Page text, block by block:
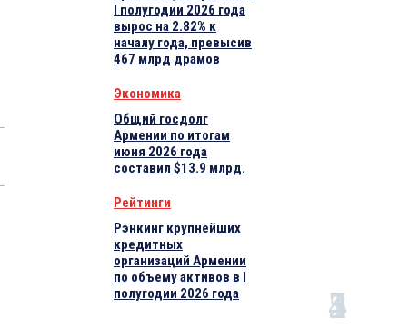
I полугодии 2026 года
вырос на 2.82% к
началу года, превысив
467 млрд драмов
Экономика
Общий госдолг
Армении по итогам
июня 2026 года
составил $13.9 млрд.
Рейтинги
Рэнкинг крупнейших
кредитных
организаций Армении
по объему активов в I
полугодии 2026 года